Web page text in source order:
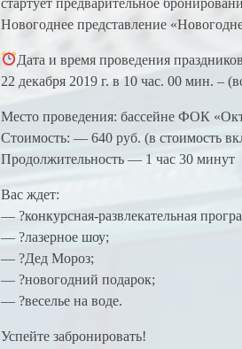
Новогоднее представление
Дата и время проведения
22 декабря 2019 г. в 10 час. 00 мин. –
Место проведения: бассейне ФОК
Стоимость: — 640 руб. (в стоимость
Продолжительность — 1 час 30 минут
Вас ждет:
— ?конкурсная-развлекательная
— ?лазерное шоу;
— ?Дед Мороз;
— ?новогодний подарок;
— ?веселье на воде.
Успейте забронировать!